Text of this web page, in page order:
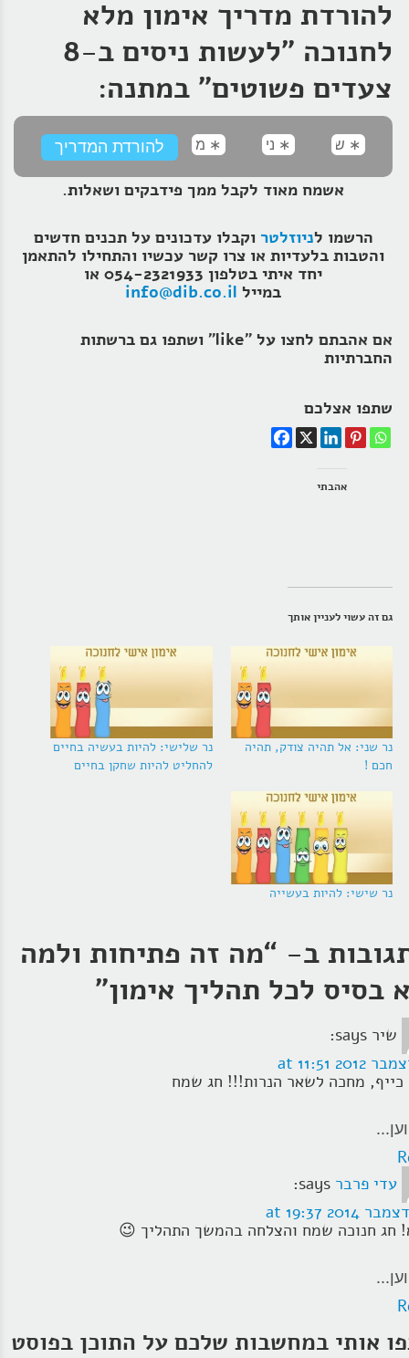
להורדת מדריך אימון מלא
לחנוכה "לעשות ניסים ב-8
צעדים פשוטים" במתנה:
אשמח מאוד לקבל ממך פידבקים ושאלות.
הרשמו לניוזלטר וקבלו עדכונים על תכנים חדשים
והטבות בלעדיות או צרו קשר עכשיו והתחילו להתאמן
יחד איתי בטלפון 054-2321933 או
במייל info@dib.co.il
אם אהבתם לחצו על "like" ושתפו גם ברשתות
החברתיות
שתפו אצלכם
אהבתי
גם זה עשוי לעניין אותך
נר שני: אל תהיה צודק, תהיה
חכם !
נר שלישי: להיות בעשיה בחיים
להחליט להיות שחקן בחיים
נר שישי: להיות בעשייה
מה זה פתיחות ולמה
בסיס לכל תהליך אימון”
שיר says:
כייף, מחכה לשאר הנרות!!! חג שמח
עדי פרבר says:
חג חנוכה שמח והצלחה בהמשך התהליך 😉
אותי במחשבות שלכם על התוכן בפוסט